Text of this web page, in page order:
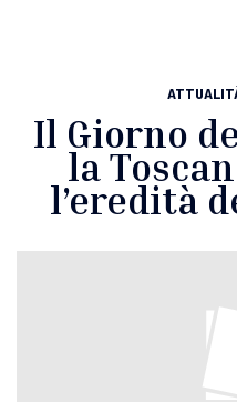
Il Giorno
la
l’eredità